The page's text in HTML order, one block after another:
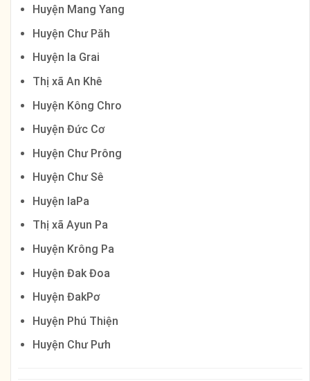
Huyện Mang Yang
Huyện Chư Păh
Huyện Ia Grai
Thị xã An Khê
Huyện Kông Chro
Huyện Đức Cơ
Huyện Chư Prông
Huyện Chư Sê
Huyện IaPa
Thị xã Ayun Pa
Huyện Krông Pa
Huyện Đak Đoa
Huyện ĐakPơ
Huyện Phú Thiện
Huyện Chư Pưh